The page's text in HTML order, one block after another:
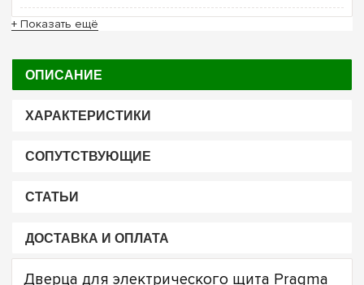
+ Показать ещё
ОПИСАНИЕ
ХАРАКТЕРИСТИКИ
СОПУТСТВУЮЩИЕ
СТАТЬИ
ДОСТАВКА И ОПЛАТА
Дверца для электрического щита Pragma